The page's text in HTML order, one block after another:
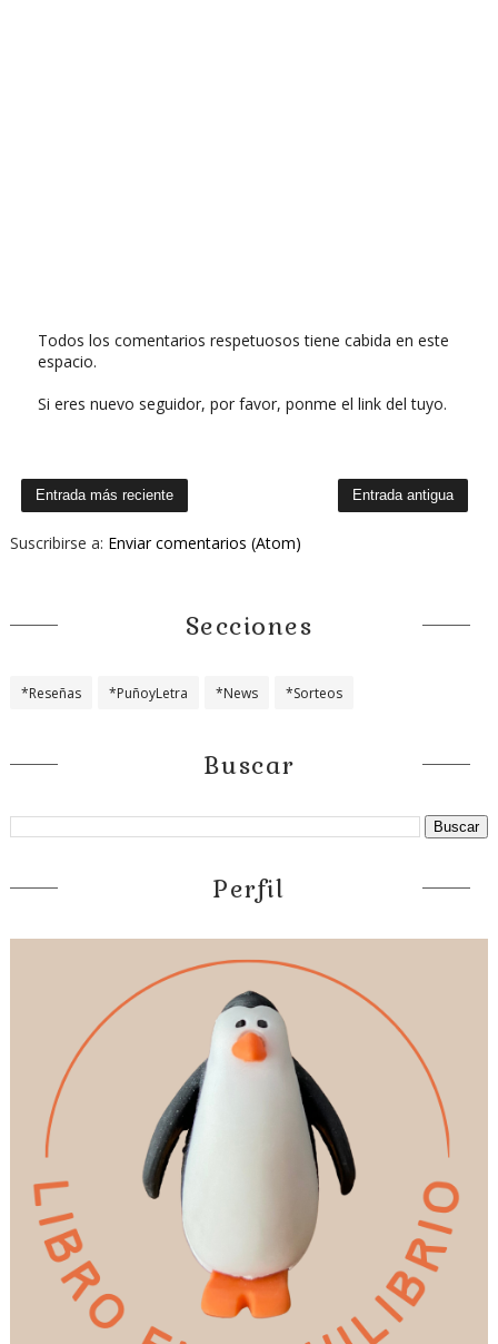
Todos los comentarios respetuosos tiene cabida en este
espacio.
Si eres nuevo seguidor, por favor, ponme el link del tuyo.
Entrada más reciente Entrada antigua
Suscribirse a: Enviar comentarios (Atom)
Secciones
*Reseñas *PuñoyLetra *News *Sorteos
Buscar
Perfil